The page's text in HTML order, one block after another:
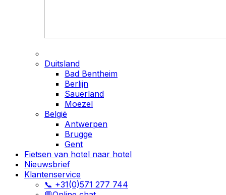
Duitsland
Bad Bentheim
Berlijn
Sauerland
Moezel
België
Antwerpen
Brugge
Gent
Fietsen van hotel naar hotel
Nieuwsbrief
Klantenservice
📞 +31(0)571 277 744